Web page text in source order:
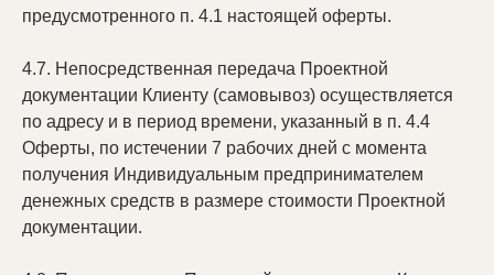
предусмотренного п. 4.1 настоящей оферты.
4.7. Непосредственная передача Проектной
документации Клиенту (самовывоз) осуществляется
по адресу и в период времени, указанный в п. 4.4
Оферты, по истечении 7 рабочих дней с момента
получения Индивидуальным предпринимателем
денежных средств в размере стоимости Проектной
документации.